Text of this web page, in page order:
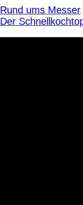
Rund ums Messer
Der